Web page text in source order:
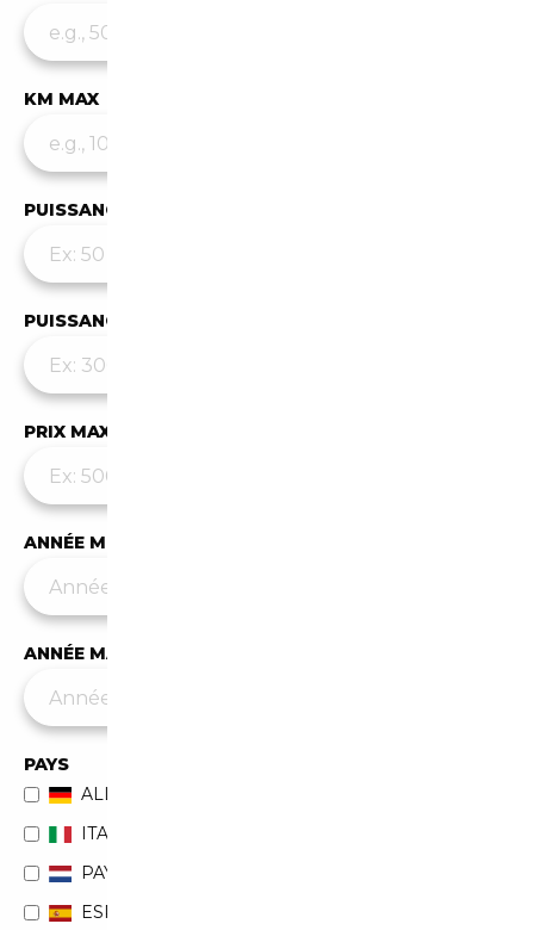
KM MAX
PUISSANCE MIN
PUISSANCE MAX
PRIX MAX (€)
ANNÉE MIN
ANNÉE MAX
PAYS
ALLEMAGNE
ITALIE
PAYS-BAS
ESPAGNE